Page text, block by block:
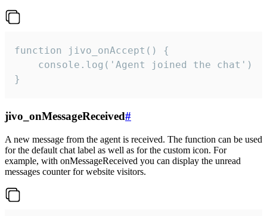
function jivo_onAccept() {
}
jivo_onMessageReceived#
A new message from the agent is received. The function can be used
for the default chat label as well as for the custom icon. For
example, with onMessageReceived you can display the unread
messages counter for website visitors.